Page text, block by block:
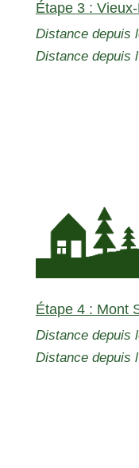
Étape 3 :
Distance depuis
Distance depuis
Étape 4 : Mont
Distance depuis
Distance depuis